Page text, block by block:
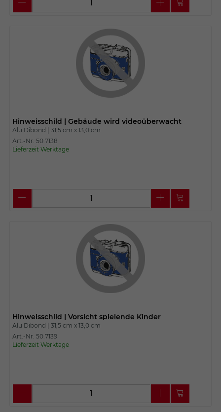
Hinweisschild | Gebäude wird videoüberwacht
Alu Dibond | 31,5 cm x 13,0 cm
Art.-Nr. 50.7138
Lieferzeit Werktage
Hinweisschild | Vorsicht spielende Kinder
Alu Dibond | 31,5 cm x 13,0 cm
Art.-Nr. 50.7139
Lieferzeit Werktage